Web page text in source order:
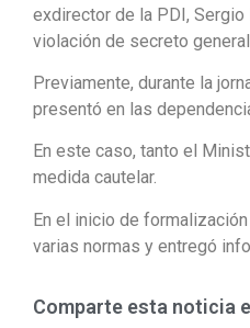
exdirector de la PDI,
violación de secreto
Previamente, durante la
presentó en las
En este caso, tanto el
medida cautelar.
En el inicio de
varias normas y entregó
Comparte esta noticia